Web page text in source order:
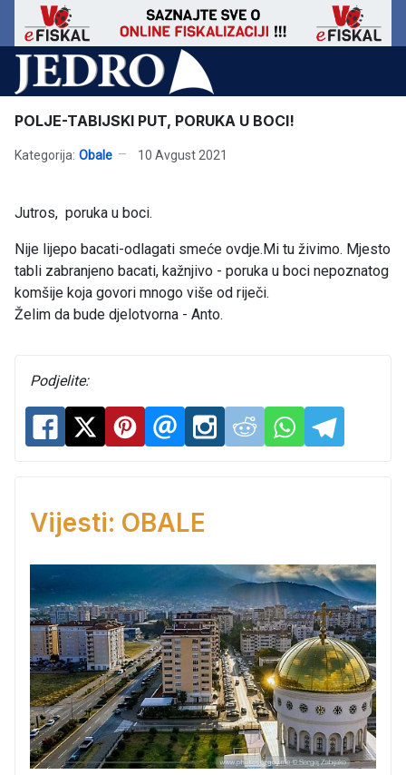
POLJE-TABIJSKI PUT, PORUKA U BOCI!
Kategorija: Obale 10 Avgust 2021
Jutros, poruka u boci.
Nije lijepo bacati-odlagati smeće ovdje.Mi tu živimo. Mjesto
tabli zabranjeno bacati, kažnjivo - poruka u boci nepoznatog
komšije koja govori mnogo više od riječi.
Želim da bude djelotvorna - Anto.
Podjelite:
Vijesti: OBALE